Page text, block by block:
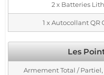
2 x Batteries
1 x Autocollant QR
Les
Armement Total /